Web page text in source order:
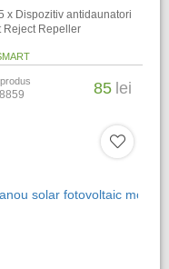
x Dispozitiv antidaunatori
Reject Repeller
85 lei